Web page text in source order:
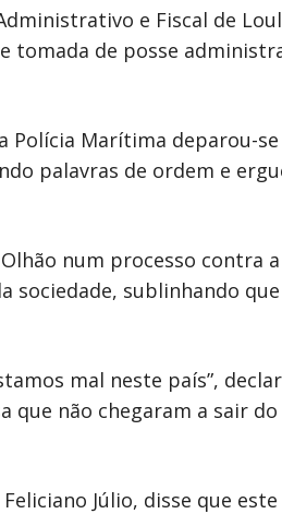
e Fiscal de
tomada de posse
Polícia Marítima deparou-
palavras de ordem e
num processo contra
sublinhando
mal neste país”,
não chegaram a sair
Júlio, disse que